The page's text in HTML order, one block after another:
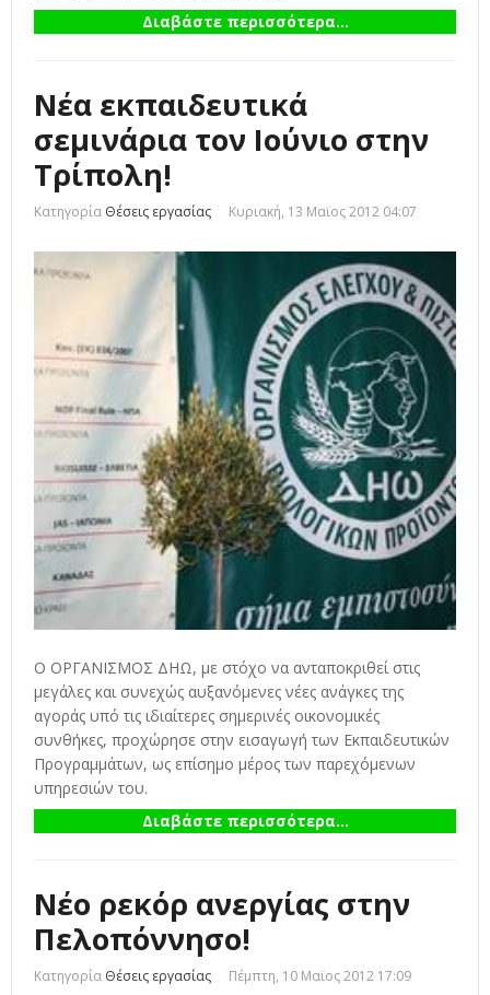
Διαβάστε περισσότερα...
Νέα εκπαιδευτικά
σεμινάρια τον Ιούνιο στην
Τρίπολη!
Κατηγορία Θέσεις εργασίας Κυριακή, 13 Μαϊος 2012 04:07
Ο ΟΡΓΑΝΙΣΜΟΣ ΔΗΩ, με στόχο να ανταποκριθεί στις
μεγάλες και συνεχώς αυξανόμενες νέες ανάγκες της
αγοράς υπό τις ιδιαίτερες σημερινές οικονομικές
συνθήκες, προχώρησε στην εισαγωγή των Εκπαιδευτικών
Προγραμμάτων, ως επίσημο μέρος των παρεχόμενων
υπηρεσιών του.
Διαβάστε περισσότερα...
Νέο ρεκόρ ανεργίας στην
Πελοπόννησο!
Κατηγορία Θέσεις εργασίας Πέμπτη, 10 Μαϊος 2012 17:09